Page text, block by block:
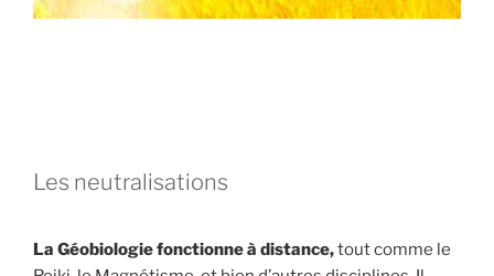
Les neutralisations
La Géobiologie fonctionne à distance,tout comme le